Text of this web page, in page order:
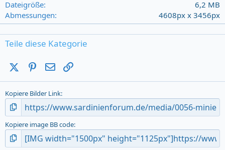
s
Dateigröße
6,2 MB
Abmessungen
4608px x 3456px
Teile diese Kategorie
X (Twitter)Pinterest
E-Mail
Kopiere Bilder Link
Kopiere image BB code